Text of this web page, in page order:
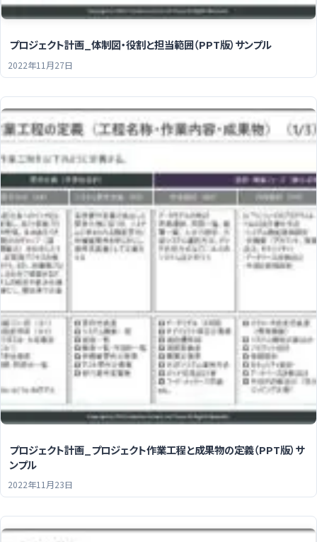
プロジェクト計画_体制図・役割と担当範囲（PPT版）サンプル
2022年11月27日
プロジェクト計画_プロジェクト作業工程と成果物の定義（PPT版）サ
ンプル
2022年11月23日